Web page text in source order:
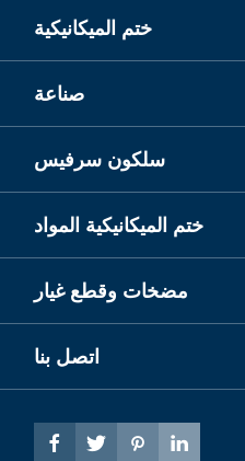
ختم الميكانيكية
صناعة
سلكون سرفيس
ختم الميكانيكية المواد
مضخات وقطع غيار
اتصل بنا
   